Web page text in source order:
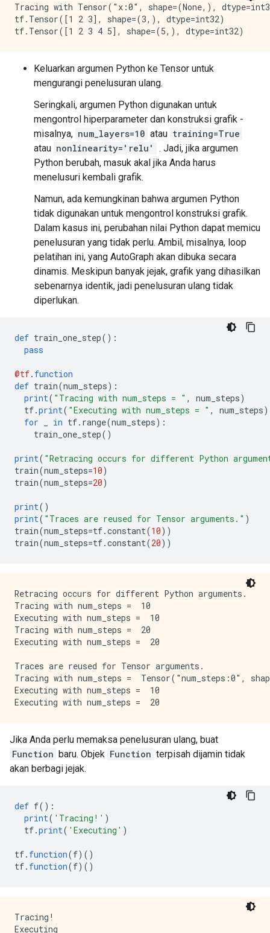
Tracing with Tensor("x:0", shape=(None,),
tf.Tensor([1 2 3], shape=(3,), dtype=int32)
Keluarkan argumen Python ke Tensor untuk
mengurangi penelusuran ulang.
Seringkali, argumen Python digunakan untuk
mengontrol hiperparameter dan konstruksi grafik -
misalnya, num_layers=10 atau training=True
atau nonlinearity='relu'
. Jadi, jika argumen
Python berubah, masuk akal jika Anda harus
menelusuri kembali grafik.
Namun, ada kemungkinan bahwa argumen Python
tidak digunakan untuk mengontrol konstruksi grafik.
Dalam kasus ini, perubahan nilai Python dapat memicu
penelusuran yang tidak perlu. Ambil, misalnya, loop
pelatihan ini, yang AutoGraph akan dibuka secara
dinamis. Meskipun banyak jejak, grafik yang dihasilkan
sebenarnya identik, jadi penelusuran ulang tidak
diperlukan.
def train_one_step():
pass
@tf. function
def train(num_steps):
print( "Tracing with num_steps = " , num_steps)
tf.print( "Executing with num_steps = " , num_steps)
for
in tf. range(num_steps):
train_one_step()
print( "Retracing occurs for different Python
train(num_steps=10)
train(num_steps=20)
print()
print( "Traces are reused for Tensor arguments." )
train(num_steps=tf.constant(10))
train(num_steps=tf.constant(20))
Retracing occurs for different Python arguments.
Tracing with num_steps =  10
Executing with num_steps =  10
Tracing with num_steps =  20
Executing with num_steps =  20
Traces are reused for Tensor arguments.
Tracing with num_steps =  Tensor("num_steps:0",
Executing with num_steps =  10
Jika Anda perlu memaksa penelusuran ulang, buat
Function baru. Objek Function terpisah dijamin tidak
akan berbagi jejak.
def f():
print( 'Tracing!' )
tf.print( 'Executing' )
tf. function(f)()
tf. function(f)()
Tracing!
Executing